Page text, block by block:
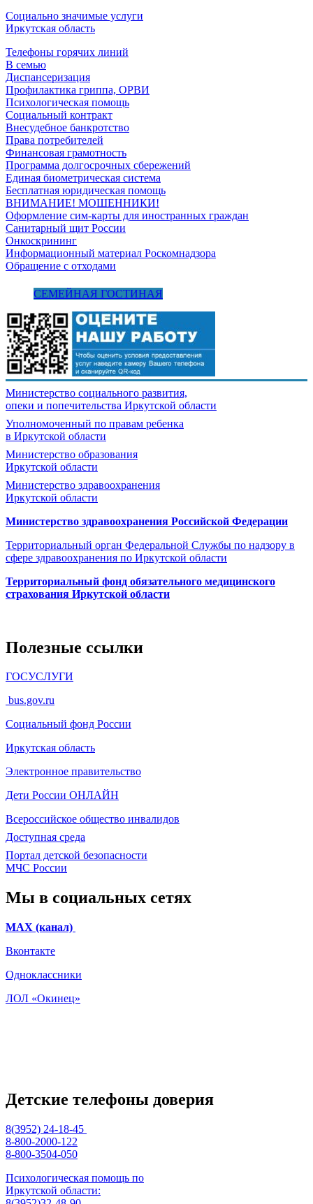
Социально значимые услуги
Иркутская область
Телефоны горячих линий
В семью
Диспансеризация
Профилактика гриппа, ОРВИ
Психологическая помощь
Социальный контракт
Внесудебное банкротство
Права потребителей
Финансовая грамотность
Программа долгосрочных сбережений
Единая биометрическая система
Бесплатная юридическая помощь
ВНИМАНИЕ! МОШЕННИКИ!
Оформление сим-карты для иностранных граждан
Санитарный щит России
Онкоскрининг
Информационный материал Роскомнадзора
Обращение с отходами
СЕМЕЙНАЯ ГОСТИНАЯ
Министерство социального развития,
опеки и попечительства Иркутской области
Уполномоченный по правам ребенка
в Иркутской области
Министерство образования
Иркутской области
Министерство здравоохранения
Иркутской области
Министерство здравоохранения Росcийской Федерации
Территориальный орган Федеральной Службы по надзору в
сфере здравоохранения по Иркутской области
Территориальный фонд обязательного медицинского
страхования Иркутской области
Полезные ссылки
ГОСУСЛУГИ
bus.gov.ru
Социальный фонд России
Иркутская область
Электронное правительство
Дети России ОНЛАЙН
Всероссийское общество инвалидов
Доступная среда
Портал детской безопасности
МЧС России
Мы в социальных сетях
МАХ (канал)
Вконтакте
Одноклассники
ЛОЛ «Окинец»
Детские телефоны доверия
8(3952) 24-18-45
8-800-2000-122
8-800-3504-050
Психологическая помощь по
Иркутской области: